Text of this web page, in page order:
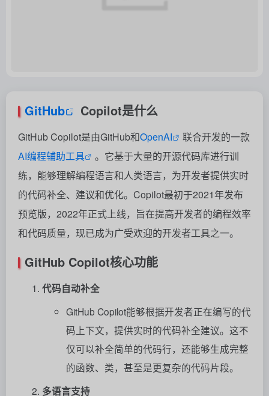
GitHub Copilot是什么
GitHub Copilot是由GitHub和OpenAI
联合开发的一款
AI编程辅助工具
。它基于大量的开源代码库进行训
练，能够理解编程语言和人类语言，为开发者提供实时
的代码补全、建议和优化。Copilot最初于2021年发布
预览版，2022年正式上线，旨在提高开发者的编程效率
和代码质量，现已成为广受欢迎的开发者工具之一。
GitHub Copilot核心功能
代码自动补全
GitHub Copilot能够根据开发者正在编写的代
码上下文，提供实时的代码补全建议。这不
仅可以补全简单的代码行，还能够生成完整
的函数、类，甚至是更复杂的代码片段。
多语言支持